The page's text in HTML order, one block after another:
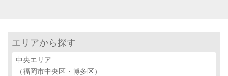
エリアから探す
中央エリア
（福岡市中央区・博多区）